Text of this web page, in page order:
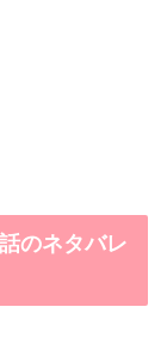
のネタバレ